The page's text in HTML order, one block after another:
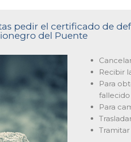
pedir el certificado de
del Puente
Recibir
Para
fallecido
Para